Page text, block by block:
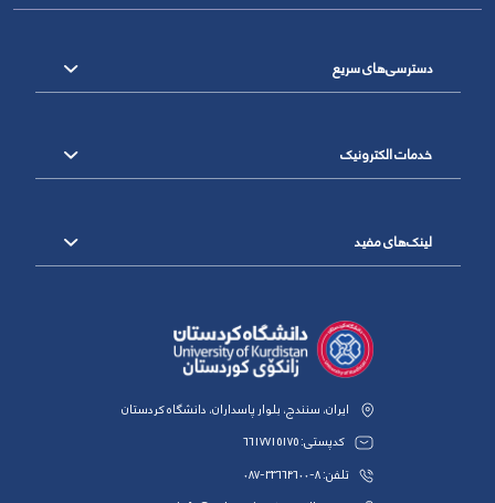
دسترسی‌های سریع
خدمات الکترونیک
لینک‌های مفید
ایران، سنندج، بلوار پاسداران، دانشگاه کردستان
کدپستی: 6617715175
تلفن: 8-33664600-087